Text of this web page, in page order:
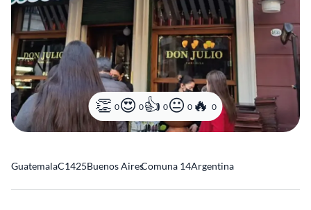
0 0 0 0 0
GuatemalaC1425Buenos AiresComuna 14Argentina